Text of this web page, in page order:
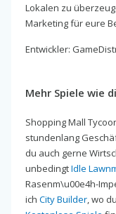
Lokalen zu
Marketing für eure
Entwickler:
Mehr Spiele wie
Shopping Mall
stundenlang
du auch gerne
unbedingtIdle
Rasenm\u00e4h-
ich City Builder, wo